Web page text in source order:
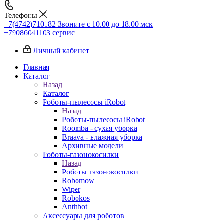
Телефоны
+7(4742)710182 Звоните с 10.00 до 18.00 мск
+79086041103 сервис
Личный кабинет
Главная
Каталог
Назад
Каталог
Роботы-пылесосы iRobot
Назад
Роботы-пылесосы iRobot
Roomba - сухая уборка
Braava - влажная уборка
Архивные модели
Роботы-газонокосилки
Назад
Роботы-газонокосилки
Robomow
Wiper
Robokos
Anthbot
Аксессуары для роботов